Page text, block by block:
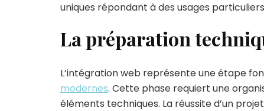
uniques répondant à des usages
La préparation
L’intégration web représente une étape
modernes. Cette phase requiert une
éléments techniques. La réussite d’un